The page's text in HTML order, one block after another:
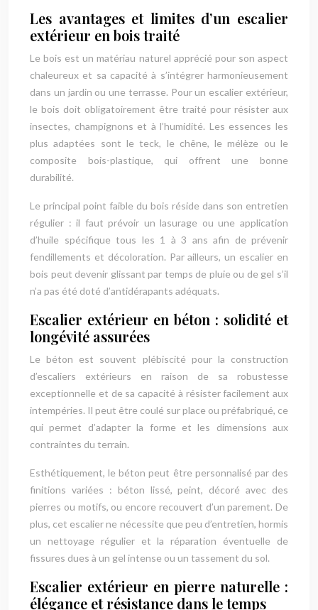
Les avantages et limites d’un escalier
extérieur en bois traité
Le bois est un matériau naturel apprécié pour son aspect
chaleureux et sa capacité à s’intégrer harmonieusement
dans un jardin ou une terrasse. Pour un escalier extérieur,
le bois doit obligatoirement être traité pour résister aux
insectes, champignons et à l’humidité. Les essences les
plus adaptées sont le teck, le chêne, le mélèze ou le
composite bois-plastique, qui offrent une bonne
durabilité.
Le principal point faible du bois réside dans son entretien
régulier : il faut prévoir un lasurage ou une application
d’huile spécifique tous les 1 à 3 ans afin de prévenir
fendillements et décoloration. Par ailleurs, un escalier en
bois peut devenir glissant par temps de pluie ou de gel s’il
n’a pas été doté d’antidérapants adéquats.
Escalier extérieur en béton : solidité et
longévité assurées
Le béton est souvent plébiscité pour la construction
d’escaliers extérieurs en raison de sa robustesse
exceptionnelle et de sa capacité à résister facilement aux
intempéries. Il peut être coulé sur place ou préfabriqué, ce
qui permet d’adapter la forme et les dimensions aux
contraintes du terrain.
Esthétiquement, le béton peut être personnalisé par des
finitions variées : béton lissé, peint, décoré avec des
pierres ou motifs, ou encore recouvert d’un parement. De
plus, cet escalier ne nécessite que peu d’entretien, hormis
un nettoyage régulier et la réparation éventuelle de
fissures dues à un gel intense ou un tassement du sol.
Escalier extérieur en pierre naturelle :
élégance et résistance dans le temps